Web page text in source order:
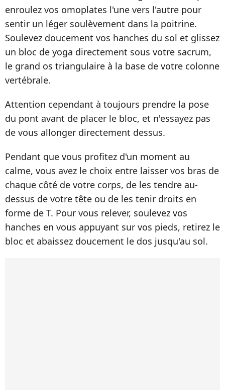
enroulez vos omoplates l'une vers l'autre pour
sentir un léger soulèvement dans la poitrine.
Soulevez doucement vos hanches du sol et glissez
un bloc de yoga directement sous votre sacrum,
le grand os triangulaire à la base de votre colonne
vertébrale.
Attention cependant à toujours prendre la pose
du pont avant de placer le bloc, et n'essayez pas
de vous allonger directement dessus.
Pendant que vous profitez d'un moment au
calme, vous avez le choix entre laisser vos bras de
chaque côté de votre corps, de les tendre au-
dessus de votre tête ou de les tenir droits en
forme de T. Pour vous relever, soulevez vos
hanches en vous appuyant sur vos pieds, retirez le
bloc et abaissez doucement le dos jusqu'au sol.